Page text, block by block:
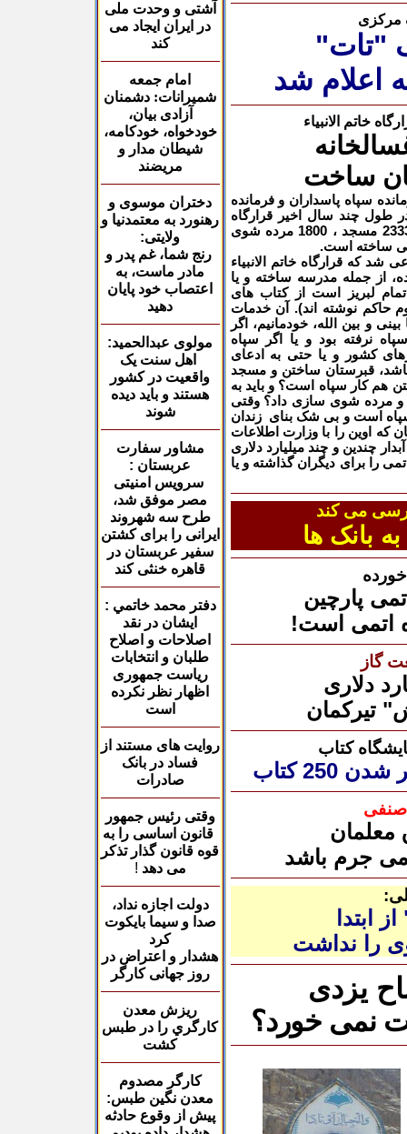
آشتی و وحدت ملی
در ایران ایجاد می
کند
امام جمعه
شمیرانات: دشمنان
آزادی بیان،
خودخواه، خودکامه،
شیطان مدار و
مریضند
دختران موسوی و
رهنورد به معتمدنیا و
ولایتی:
رنج شما، غم پدر و
مادر ماست، به
اعتصاب خود پایان
دهید
مولوی عبدالحمید:
اهل سنت یک
واقعیت در کشور
هستند و باید دیده
شوند
مشاور سفارت
عربستان :
سرویس امنیتی
مصر موفق شد،
طرح سه شهروند
ایرانی را برای کشتن
سفیر عربستان در
قاهره خنثی کند
دفتر محمد خاتمي :
ایشان در نقد
اصلاحات و اصلاح
طلبان و انتخابات
ریاست جمهوری
اظهار نظر نکرده
است
روایت های مستند از
فساد در بانک
صادرات
وقتی رئیس جمهور
قانون اساسی را به
قوه قانون گذار تذکر
می دهد !
دولت اجازه نداد،
صداو سیما بایکوت
کرد
هشدار و اعتراض در
روز جهانی کارگر
ريزش معدن
كارگري را در طبس
كشت
كارگر مصدوم
معدن نگين طبس:
پيش از وقوع حادثه
مرکزی
"تات"
اعلام شد
خاتم الانبیاء
سپاه پاسداران و فرمانده
طول چند سال اخیر قرارگاه
مسجد ، 1800 مرده شوی
ساخته است.
شد که قرارگاه خاتم الانبیاء
از جمله مدرسه ساخته و یا
لبریز است از کتاب های
حاکم نوشته اند). آن خدمات
و بین الله، خودمانیم، اگر
نرفته بود و یا اگر سپاه
کشور و یا حتی به ادعای
قبرستان ساختن و مسجد
هم کار سپاه است؟ و باید به
و مرده شوی سازی داد؟ وقتی
است و بی شک بنای زندان
که اوین را با وزارت اطلاعات
چندین و چند میلیارد دلاری
را برای دیگران گذاشته و یا
می کند
بانک ها
پارچین
اتمی است!
گاز
کتاب
250 کتاب
صنفی
معلمان
جرم باشد
ابتدا
را نداشت
یزدی
نمی خورد؟